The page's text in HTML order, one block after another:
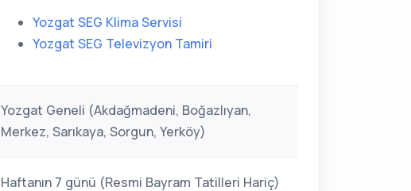
Yozgat SEG Klima Servisi
Yozgat SEG Televizyon Tamiri
Yozgat Geneli (Akdağmadeni, Boğazlıyan,
Merkez, Sarıkaya, Sorgun, Yerköy)
Haftanın 7 günü (Resmi Bayram Tatilleri Hariç)